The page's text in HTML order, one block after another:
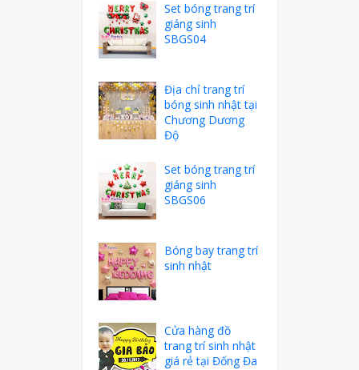
Set bóng trang trí
giáng sinh
SBGS04
Địa chỉ trang trí
bóng sinh nhật tại
Chương Dương
Độ
Set bóng trang trí
giáng sinh
SBGS06
Bóng bay trang trí
sinh nhật
Cửa hàng đồ
trang trí sinh nhật
giá rẻ tại Đống Đa